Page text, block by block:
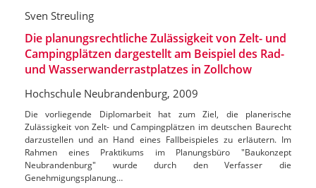
Sven Streuling
Die planungsrechtliche Zulässigkeit von Zelt- und
Campingplätzen dargestellt am Beispiel des Rad-
und Wasserwanderrastplatzes in Zollchow
Hochschule Neubrandenburg, 2009
Die vorliegende Diplomarbeit hat zum Ziel, die planerische
Zulässigkeit von Zelt- und Campingplätzen im deutschen Baurecht
darzustellen und an Hand eines Fallbeispieles zu erläutern. Im
Rahmen eines Praktikums im Planungsbüro "Baukonzept
Neubrandenburg" wurde durch den Verfasser die
Genehmigungsplanung…